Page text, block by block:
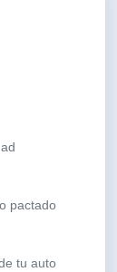
pactado
tu auto